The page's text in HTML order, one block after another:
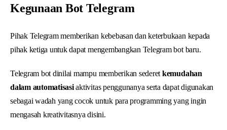
Kegunaan Bot Telegram
Pihak Telegram memberikan kebebasan dan keterbukaan kepada
pihak ketiga untuk dapat mengembangkan Telegram bot baru.
Telegram bot dinilai mampu memberikan sederet kemudahan
dalam automatisasiaktivitas penggunanya serta dapat digunakan
sebagai wadah yang cocok untuk para programming yang ingin
mengasah kreativitasnya disini.